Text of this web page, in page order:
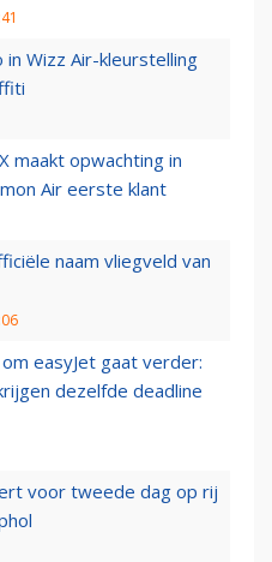
in Wizz Air-kleurstelling
maakt opwachting in
Air eerste klant
naam vliegveld van
easyJet gaat verder:
dezelfde deadline
voor tweede dag op rij